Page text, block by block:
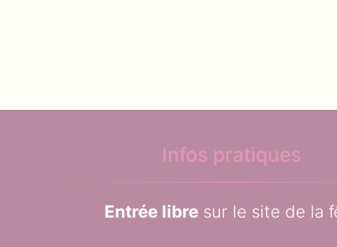
Infos pratiques
Entrée libresur le site de la